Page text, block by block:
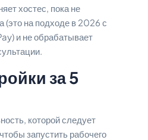
хостес, пока не
(это на подходе в 2026 с
и не обрабатывает
за 5
которой следует
запустить рабочего